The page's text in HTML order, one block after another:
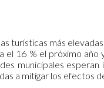
turísticas más
16 % el próximo
municipales
a mitigar los efectos